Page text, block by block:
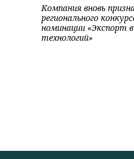
Компания вновь
регионального
номинации «Экспорт
технологий»